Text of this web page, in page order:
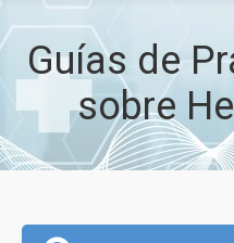
Guías de
sobre